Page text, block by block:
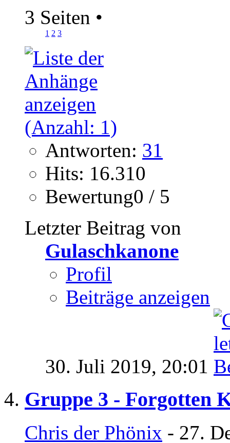
3 Seiten •
1 2 3
Antworten: 31
Hits: 16.310
Bewertung0 / 5
Letzter Beitrag von
Gulaschkanone
Profil
Beiträge anzeigen
30. Juli 2019, 20:01
Gruppe 3 - Forgotten
Chris der Phönix - 27.